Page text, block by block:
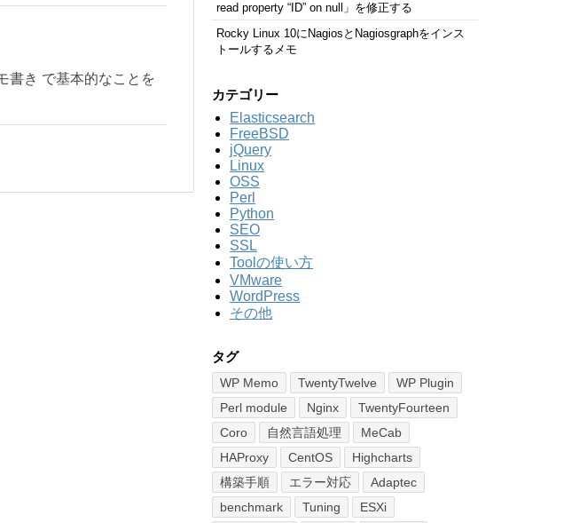
書き で基本的なことを
read property “ID” on null」を修正する
Rocky Linux 10にNagiosとNagiosgraphをインス
トールするメモ
カテゴリー
Elasticsearch
FreeBSD
jQuery
Linux
OSS
Perl
Python
SEO
SSL
Toolの使い方
VMware
WordPress
その他
タグ
WP Memo TwentyTwelve
WP Plugin
Perl module
Nginx
TwentyFourteen
Coro
自然言語処理
MeCab
HAProxy
CentOS
Highcharts
構築手順
エラー対応
Adaptec
benchmark
Tuning
ESXi